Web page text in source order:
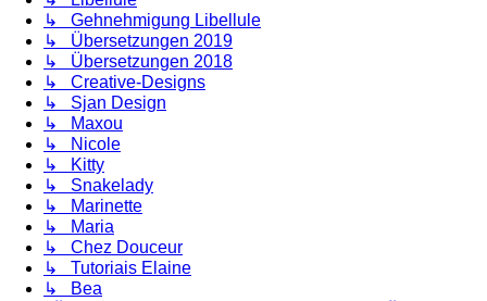
↳ Gehnehmigung Libellule
↳ Übersetzungen 2019
↳ Übersetzungen 2018
↳ Creative-Designs
↳ Sjan Design
↳ Maxou
↳ Nicole
↳ Kitty
↳ Snakelady
↳ Marinette
↳ Maria
↳ Chez Douceur
↳ Tutoriais Elaine
↳ Bea